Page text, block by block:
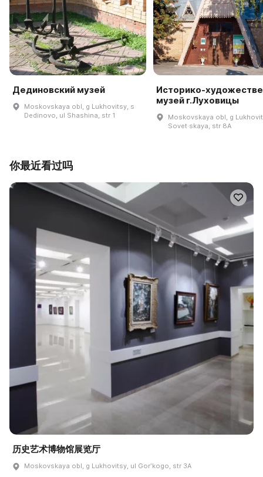
Дединовский музей
Moskovskaya obl, g Lukhovitsy, s
Dedinovo, ul Shashina, str 1
Историко-
музей г.Луховицы
Moskovskaya obl, g
Sovet·skaya, str 8A
你最近看过吗
历史艺术博物馆展览厅
Moskovskaya obl, g Lukhovitsy, ul Gorʹkogo, str 3A